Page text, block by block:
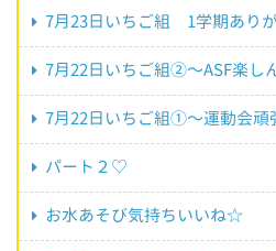
7月23日いちご組 1学期あり
7月22日いちご組②〜ASF楽し
7月22日いちご組①〜運動会頑
パート２♡
お水あそび気持ちいいね☆